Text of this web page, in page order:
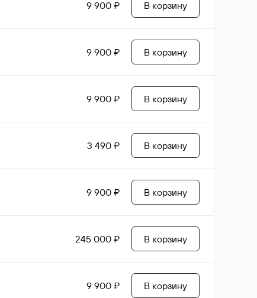
9 900 ₽ В корзину
9 900 ₽ В корзину
9 900 ₽ В корзину
3 490 ₽ В корзину
9 900 ₽ В корзину
245 000 ₽ В корзину
9 900 ₽ В корзину